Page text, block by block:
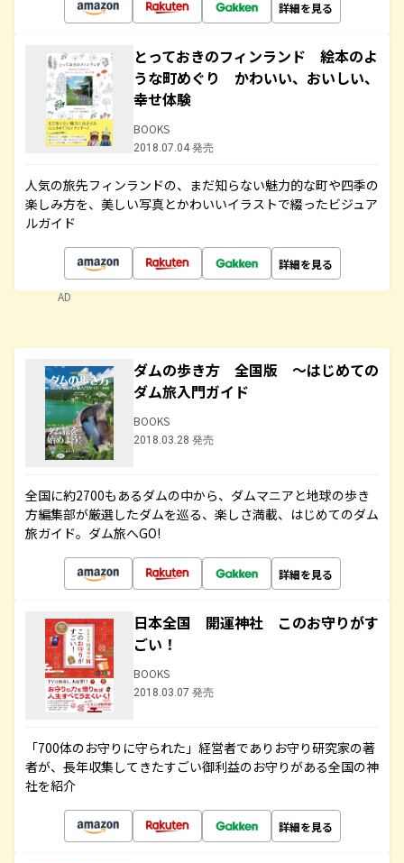
詳細を見る
とっておきのフィンランド 絵本のよ
うな町めぐり かわいい、おいしい、
幸せ体験
BOOKS
2018.07.04 発売
人気の旅先フィンランドの、まだ知らない魅力的な町や四季の
楽しみ方を、美しい写真とかわいいイラストで綴ったビジュア
ルガイド
詳細を見る
AD
ダムの歩き方 全国版 ～はじめての
ダム旅入門ガイド
BOOKS
2018.03.28 発売
全国に約2700もあるダムの中から、ダムマニアと地球の歩き
方編集部が厳選したダムを巡る、楽しさ満載、はじめてのダム
旅ガイド。ダム旅へGO!
詳細を見る
日本全国 開運神社 このお守りがす
ごい！
BOOKS
2018.03.07 発売
「700体のお守りに守られた」経営者でありお守り研究家の著
者が、長年収集してきたすごい御利益のお守りがある全国の神
社を紹介
詳細を見る